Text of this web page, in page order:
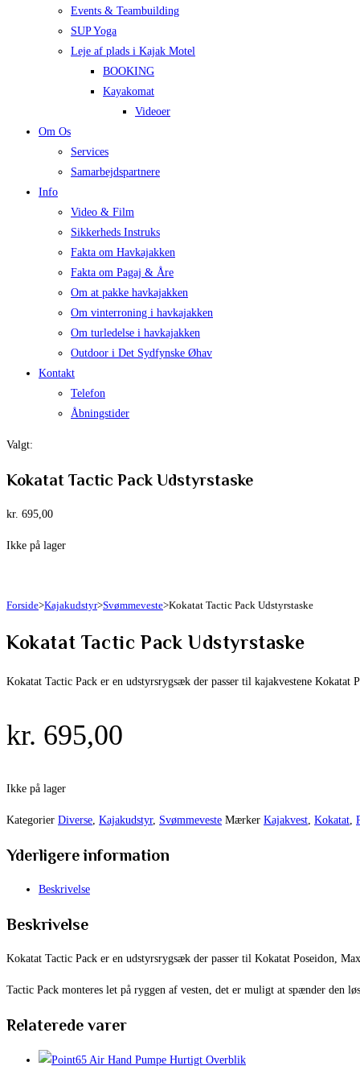
Events & Teambuilding
SUP Yoga
Leje af plads i Kajak Motel
BOOKING
Kayakomat
Videoer
Om Os
Services
Samarbejdspartnere
Info
Video & Film
Sikkerheds Instruks
Fakta om Havkajakken
Fakta om Pagaj & Åre
Om at pakke havkajakken
Om vinterroning i havkajakken
Om turledelse i havkajakken
Outdoor i Det Sydfynske Øhav
Kontakt
Telefon
Åbningstider
Valgt:
Kokatat Tactic Pack Udstyrstaske
kr. 695,00
Ikke på lager
Forside>Kajakudstyr>Svømmeveste>Kokatat Tactic Pack Udstyrstaske
Kokatat Tactic Pack Udstyrstaske
Kokatat Tactic Pack er en udstyrsrygsæk der passer til kajakvestene
kr. 695,00
Ikke på lager
Kategorier Diverse, Kajakudstyr, Svømmeveste Mærker Kajakvest, Kokatat,
Yderligere information
Beskrivelse
Beskrivelse
Kokatat Tactic Pack er en udstyrsrygsæk der passer til Kokatat Poseidon,
Tactic Pack monteres let på ryggen af vesten, det er muligt at spænder den
Relaterede varer
Hurtigt Overblik